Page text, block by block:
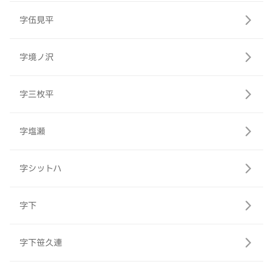
字伍見平
字境ノ沢
字三枚平
字塩瀬
字シットハ
字下
字下笹久連